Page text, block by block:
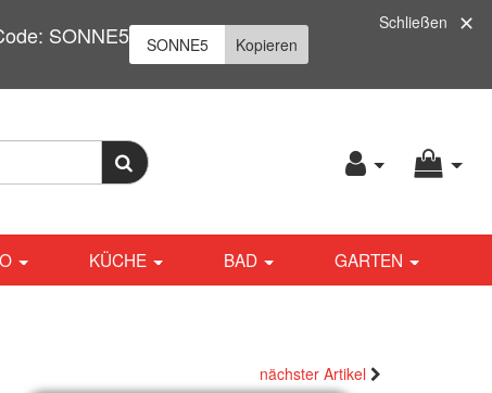
SONNE5 Kopieren
Schließen
KÜCHE BAD GARTEN
nächster Artikel